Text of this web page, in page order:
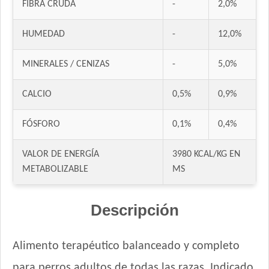
DogPro Perro Adulto
Dogpro Reduced Calories
Dr. Cossia Solidario Perro Adulto
Ducho Adultos
Eminent Perro Adulto
Estampa Plus Perro Adulto de Raza Mediana y Grande
Eukanuba Adult Medium Breed
Eukanuba Adult Small Breed
Eukanuba Fit Body Weight Control Large Breed
FIBRA CRUDA - 2,0%
HUMEDAD - 12,0%
MINERALES / CENIZAS - 5,0%
CALCIO 0,5% 0,9%
FÓSFORO 0,1% 0,4%
VALOR DE ENERGÍA
METABOLIZABLE
3980 KCAL/KG EN
MS
Descripción
Alimento terapéutico balanceado y completo